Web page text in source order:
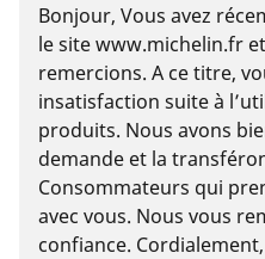
Bonjour, Vous avez
le site www.michelin.fr
remercions. A ce titre,
insatisfaction suite à
produits. Nous avons
demande et la
Consommateurs qui
avec vous. Nous vous
confiance.